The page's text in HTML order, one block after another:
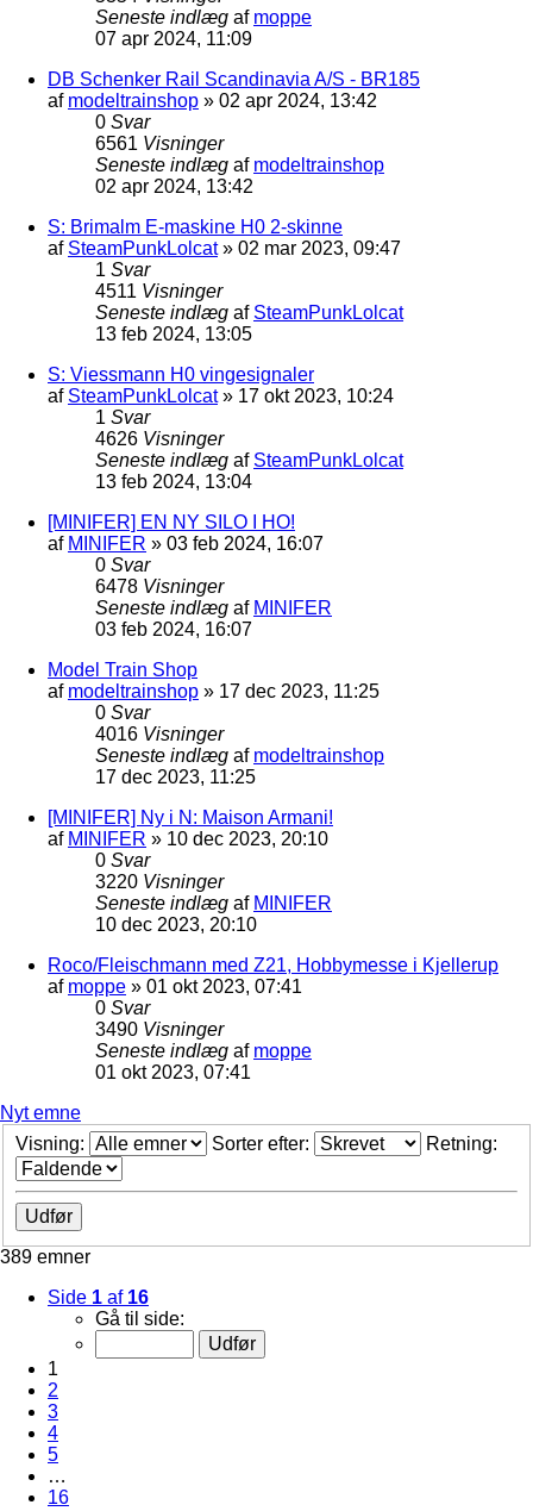
Seneste indlæg af moppe
07 apr 2024, 11:09
DB Schenker Rail Scandinavia A/S - BR185
af modeltrainshop » 02 apr 2024, 13:42
0 Svar
6561 Visninger
Seneste indlæg af modeltrainshop
02 apr 2024, 13:42
S: Brimalm E-maskine H0 2-skinne
af SteamPunkLolcat» 02 mar 2023, 09:47
1 Svar
4511 Visninger
Seneste indlæg af SteamPunkLolcat
13 feb 2024, 13:05
S: Viessmann H0 vingesignaler
af SteamPunkLolcat» 17 okt 2023, 10:24
1 Svar
4626 Visninger
Seneste indlæg af SteamPunkLolcat
13 feb 2024, 13:04
[MINIFER] EN NY SILO I HO!
af MINIFER » 03 feb 2024, 16:07
0 Svar
6478 Visninger
Seneste indlæg af MINIFER
03 feb 2024, 16:07
Model Train Shop
af modeltrainshop » 17 dec 2023, 11:25
0 Svar
4016 Visninger
Seneste indlæg af modeltrainshop
17 dec 2023, 11:25
[MINIFER] Ny i N: Maison Armani!
af MINIFER » 10 dec 2023, 20:10
0 Svar
3220 Visninger
Seneste indlæg af MINIFER
10 dec 2023, 20:10
Roco/Fleischmann med Z21, Hobbymesse i Kjellerup
af moppe » 01 okt 2023, 07:41
0 Svar
3490 Visninger
Seneste indlæg af moppe
01 okt 2023, 07:41
Nyt emne
Visning:
Sorter efter: Retning:
389 emner
Side 1 af 16
Gå til side:
1
2
3
4
5
…
16